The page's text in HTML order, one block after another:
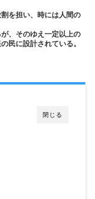
を担い、時には人間の
、そのゆえ一定以上の
民に設計されている。
閉じる